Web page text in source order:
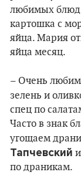
любимых блюд
картошка с
яйца. Мария
яйца месяц.
– Очень
зелень и
спец по
Часто в знак
угощаем
Тапчевский и
по драникам.